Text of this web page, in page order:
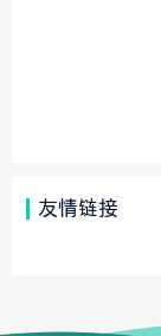
友情链接